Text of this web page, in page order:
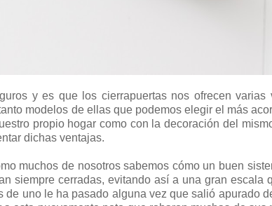
y es que los cierrapuertas nos ofrecen
modelos de ellas que podemos elegir el más
propio hogar como con la decoración del
dichas ventajas.
muchos de nosotros sabemos cómo un buen
siempre cerradas, evitando así a una gran
de uno le ha pasado alguna vez que salió apurado